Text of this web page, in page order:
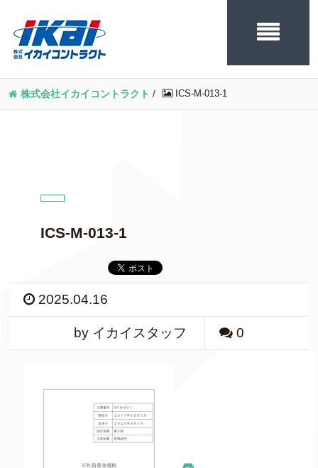
株式会社イカイコントラクト / ICS-M-013-1
ICS-M-013-1
2025.04.16
by イカイスタッフ 0